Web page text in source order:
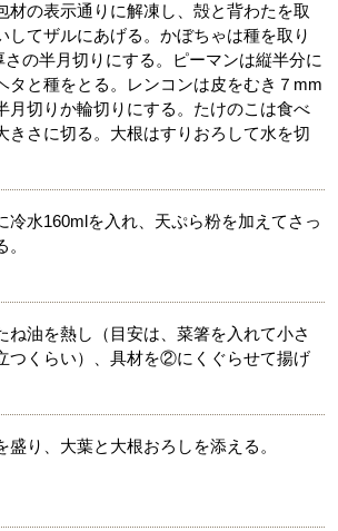
材の表示通りに解凍し、殻と背わたを取
してザルにあげる。かぼちゃは種を取り
さの半月切りにする。ピーマンは縦半分に
タと種をとる。レンコンは皮をむき７mm
月切りか輪切りにする。たけのこは食べ
きさに切る。大根はすりおろして水を切
冷水160mlを入れ、天ぷら粉を加えてさっ
ね油を熱し（目安は、菜箸を入れて小さ
つくらい）、具材を②にくぐらせて揚げ
り、大葉と大根おろしを添える。